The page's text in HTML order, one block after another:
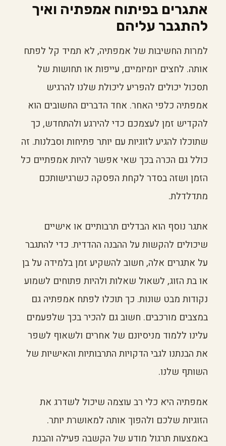
אתגרים בפיתוח אמפתיה ואיך
להתגבר עליהם
למרות החשיבות של אמפתיה, לא תמיד קל לפתח
אותה. לחצים יומיומיים, עייפות או תחושות של
תסכול יכולים להפריע ליכולת שלנו להרגיש
אמפתיה כלפי האחר. אחד הדברים החשובים הוא
להקדיש זמן לעצמכם כדי להירגע ולהתחדש, כך
שתוכלו להגיע לזוגיות עם יותר פתיחות וסבלנות. זה
כולל גם הכרה בכך שאי אפשר להיות אמפתיים כל
הזמן ושזה בסדר לקחת הפסקה כשרגישותכם
מתדלדלת.
אתגר נוסף הוא הבדלים תרבותיים או אישיים
שיכולים להקשות על ההבנה ההדדית. כדי להתגבר
על אתגרים אלה, חשוב להשקיע זמן בלמידה על בן
או בת הזוג, לשאול שאלות ולהיות פתוחים לשמוע
נקודות מבט שונות. כך תוכלו לפתח אמפתיה גם
במצבים מורכבים. חשוב גם להכיר בכך שלפעמים
עלינו ללמוד מניסיונם של אחרים ולשאוף לשפר
את הבנתנו לגבי הדקויות התרבותיות והאישיות של
השותף שלנו.
אמפתיה היא כלי רב עוצמה שיכול לשדרג את
הזוגיות שלכם ולהפוך אותה למאושרת יותר.
באמצעות תרגול מודע של הקשבה פעילה והבנת